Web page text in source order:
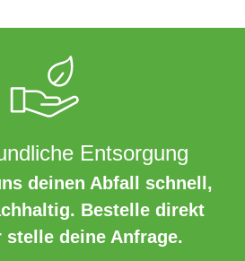
Entsorgung
deinen Abfall schnell,
Bestelle direkt
stelle deine Anfrage.